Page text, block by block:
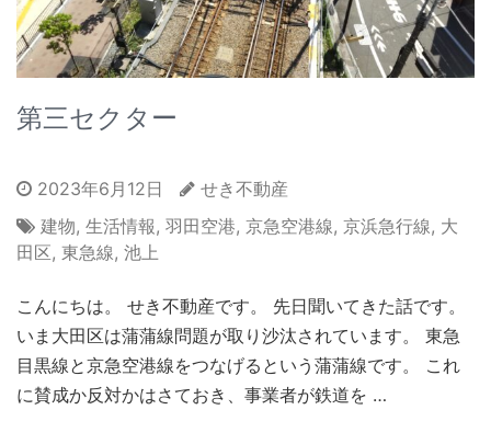
第三セクター
2023年6月12日
せき不動産
建物, 生活情報 , 羽田空港, 京急空港線, 京浜急行線, 大
田区, 東急線, 池上
こんにちは。 せき不動産です。 先日聞いてきた話です。
いま大田区は蒲蒲線問題が取り沙汰されています。 東急
目黒線と京急空港線をつなげるという蒲蒲線です。 これ
に賛成か反対かはさておき、事業者が鉄道を …